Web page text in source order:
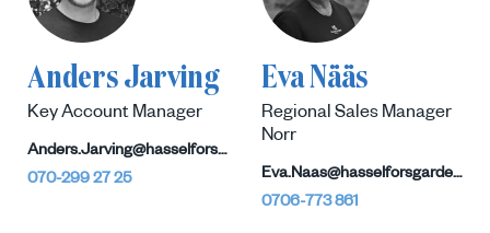
Anders Jarving
Key Account Manager
Anders.Jarving@hasselforsgarden.se
070-299 27 25
Eva Nääs
Regional Sales Manager
Norr
Eva.Naas@hasselforsgarden.se
0706-773 861